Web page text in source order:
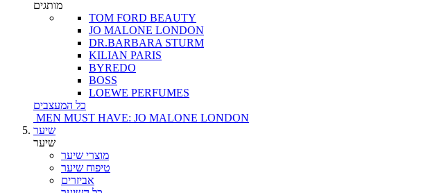
מותגים
TOM FORD BEAUTY
JO MALONE LONDON
DR.BARBARA STURM
KILIAN PARIS
BYREDO
BOSS
LOEWE PERFUMES
כל המעצבים
MEN MUST HAVE: JO MALONE LONDON
שיער
שיער
מוצרי שיער
טיפוח שיער
אביזרים